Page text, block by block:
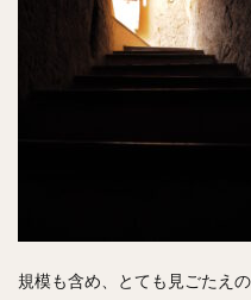
規模も含め、とても見ごたえ